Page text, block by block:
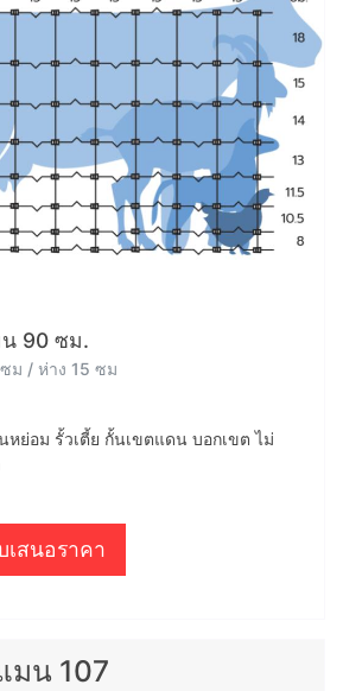
90 ซม.
ม / ห่าง 15 ซม
หย่อม รั้วเตี้ย กั้นเขตแดน บอกเขต ไม่
สนอราคา
มน 107